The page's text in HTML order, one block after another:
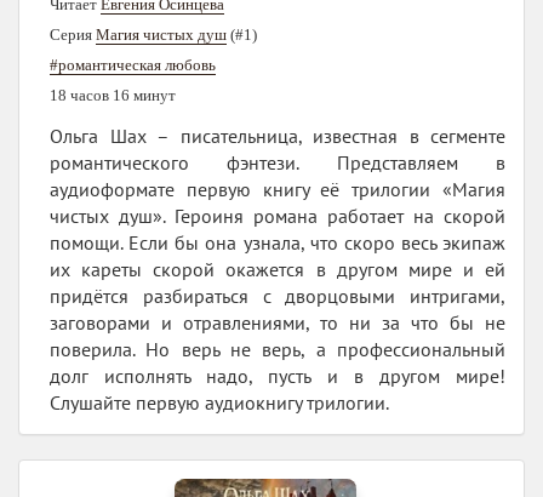
Читает Евгения Осинцева
Серия Магия чистых душ (#1)
#романтическая любовь
18 часов 16 минут
Ольга Шах – писательница, известная в сегменте
романтического фэнтези. Представляем в
аудиоформате первую книгу её трилогии «Магия
чистых душ». Героиня романа работает на скорой
помощи. Если бы она узнала, что скоро весь экипаж
их кареты скорой окажется в другом мире и ей
придётся разбираться с дворцовыми интригами,
заговорами и отравлениями, то ни за что бы не
поверила. Но верь не верь, а профессиональный
долг исполнять надо, пусть и в другом мире!
Слушайте первую аудиокнигу трилогии.